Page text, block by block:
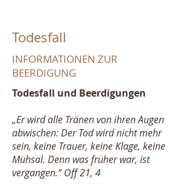
Todesfall
INFORMATIONEN ZUR
BEERDIGUNG
Todesfall und Beerdigungen
„Er wird alle Tränen von ihren Augen
abwischen: Der Tod wird nicht mehr
sein, keine Trauer, keine Klage, keine
Mühsal. Denn was früher war, ist
vergangen.“ Off 21, 4